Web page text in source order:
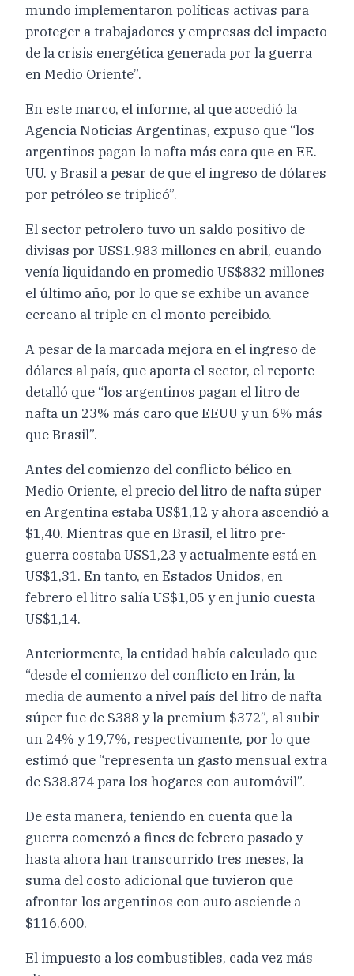
mundo implementaron políticas activas para
proteger a trabajadores y empresas del impacto
de la crisis energética generada por la guerra
en Medio Oriente”.
En este marco, el informe, al que accedió la
Agencia Noticias Argentinas, expuso que “los
argentinos pagan la nafta más cara que en EE.
UU. y Brasil a pesar de que el ingreso de dólares
por petróleo se triplicó”.
El sector petrolero tuvo un saldo positivo de
divisas por US$1.983 millones en abril, cuando
venía liquidando en promedio US$832 millones
el último año, por lo que se exhibe un avance
cercano al triple en el monto percibido.
A pesar de la marcada mejora en el ingreso de
dólares al país, que aporta el sector, el reporte
detalló que “los argentinos pagan el litro de
nafta un 23% más caro que EEUU y un 6% más
que Brasil”.
Antes del comienzo del conflicto bélico en
Medio Oriente, el precio del litro de nafta súper
en Argentina estaba US$1,12 y ahora ascendió a
$1,40. Mientras que en Brasil, el litro pre-
guerra costaba US$1,23 y actualmente está en
US$1,31. En tanto, en Estados Unidos, en
febrero el litro salía US$1,05 y en junio cuesta
US$1,14.
Anteriormente, la entidad había calculado que
“desde el comienzo del conflicto en Irán, la
media de aumento a nivel país del litro de nafta
súper fue de $388 y la premium $372”, al subir
un 24% y 19,7%, respectivamente, por lo que
estimó que “representa un gasto mensual extra
de $38.874 para los hogares con automóvil”.
De esta manera, teniendo en cuenta que la
guerra comenzó a fines de febrero pasado y
hasta ahora han transcurrido tres meses, la
suma del costo adicional que tuvieron que
afrontar los argentinos con auto asciende a
$116.600.
El impuesto a los combustibles, cada vez más